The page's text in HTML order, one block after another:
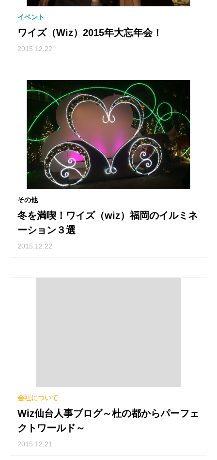
イベント
ワイズ（Wiz）2015年大忘年会！
2015.12.22
その他
冬を満喫！ワイズ（wiz）福岡のイルミネ
ーション３選
2015.12.22
会社について
Wiz仙台人事ブログ～杜の都からパーフェ
クトワールド～
2015.12.21